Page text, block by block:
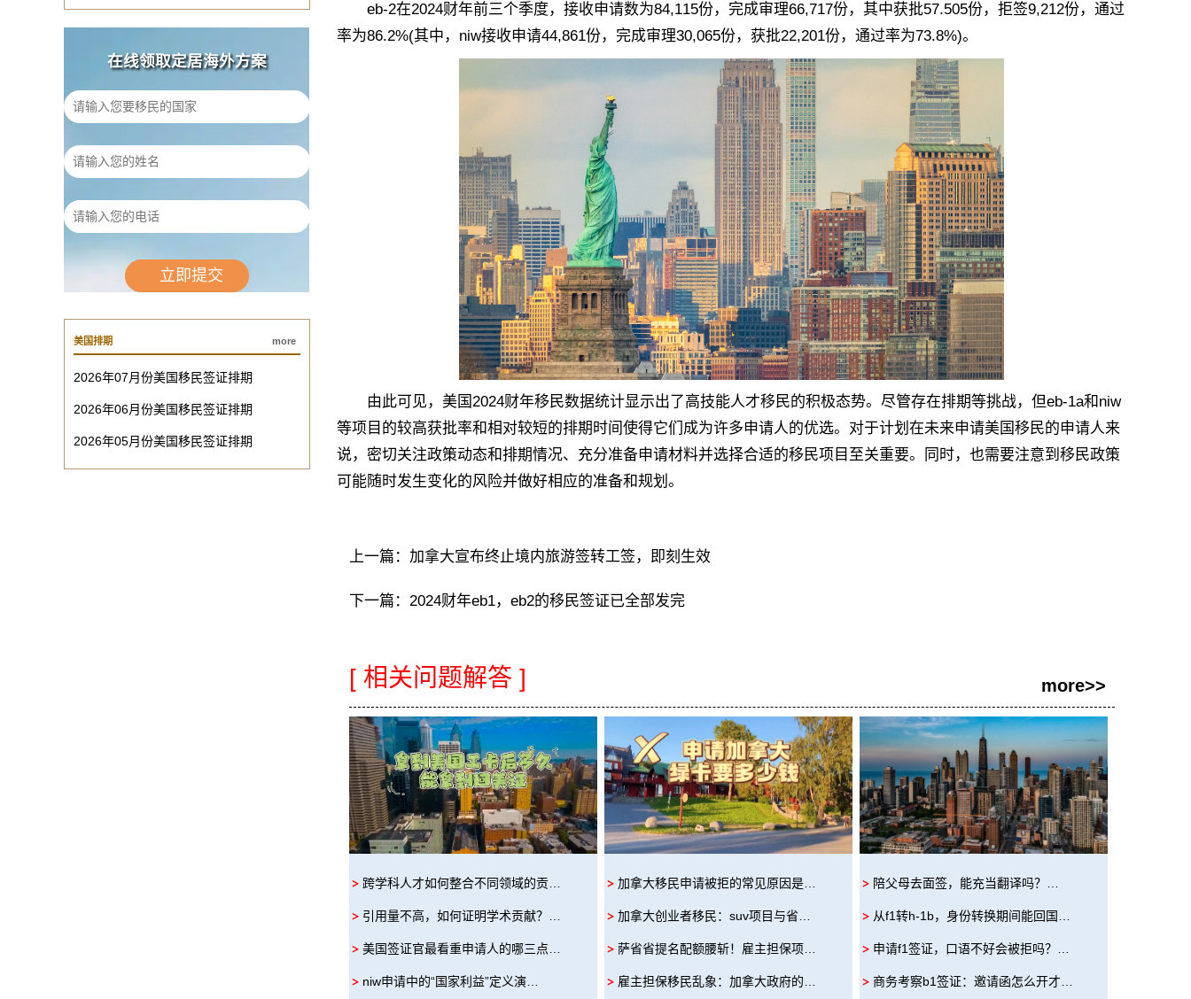
在线领取定居海外方案
美国排期 more
2026年07月份美国移民签证排期
2026年06月份美国移民签证排期
2026年05月份美国移民签证排期
eb-2在2024财年前三个季度，接收申请数为84,115份，完成审理66,717份，其中获批57.505份，拒签9,212份，通过
率为86.2%(其中，niw接收申请44,861份，完成审理30,065份，获批22,201份，通过率为73.8%)。
由此可见，美国2024财年移民数据统计显示出了高技能人才移民的积极态势。尽管存在排期等挑战，但eb-1a和niw
等项目的较高获批率和相对较短的排期时间使得它们成为许多申请人的优选。对于计划在未来申请美国移民的申请人来
说，密切关注政策动态和排期情况、充分准备申请材料并选择合适的移民项目至关重要。同时，也需要注意到移民政策
可能随时发生变化的风险并做好相应的准备和规划。
上一篇： 加拿大宣布终止境内旅游签转工签，即刻生效
下一篇： 2024财年eb1，eb2的移民签证已全部发完
[ 相关问题解答 ] more>>
跨学科人才如何整合不同领域的贡…
引用量不高，如何证明学术贡献？…
美国签证官最看重申请人的哪三点…
niw申请中的“国家利益”定义演…
加拿大移民申请被拒的常见原因是…
加拿大创业者移民：suv项目与省…
萨省省提名配额腰斩！雇主担保项…
雇主担保移民乱象：加拿大政府的…
陪父母去面签，能充当翻译吗？…
从f1转h-1b，身份转换期间能回国…
申请f1签证，口语不好会被拒吗？…
商务考察b1签证：邀请函怎么开才…